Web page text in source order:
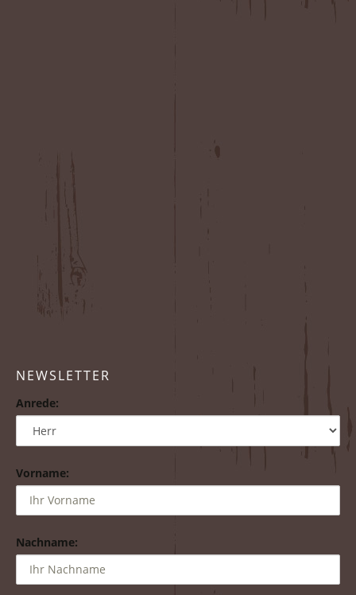
NEWSLETTER
Anrede:
Vorname:
Nachname: